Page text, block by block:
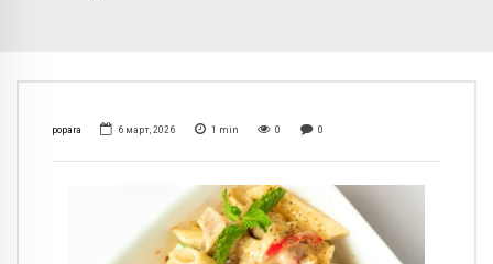
popara 6 март, 2026 1 min 0 0